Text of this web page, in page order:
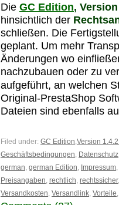
Die GC Edition,
hinsichtlich der
schließen. Die
geplant. Um mehr
Änderungen wo
nachzubauen oder zu
aufgeführt, an welchen
Original-PrestaShop
Dateien sind ebenfalls
Filed under: GC Edition Version
Geschäftsbedingungen Datenschutz
german german Edition Impressum
Preisangaben rechtlich rechtssicher
Versandkosten Versandlink Vorteile